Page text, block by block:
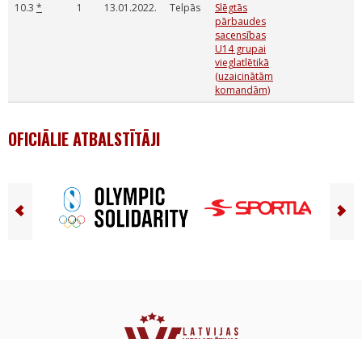
10.3 * 1 13.01.2022. Telpās
Slēgtās
pārbaudes
sacensības
U14 grupai
vieglatlētikā
(uzaicinātām
komandām)
OFICIĀLIE ATBALSTĪTĀJI